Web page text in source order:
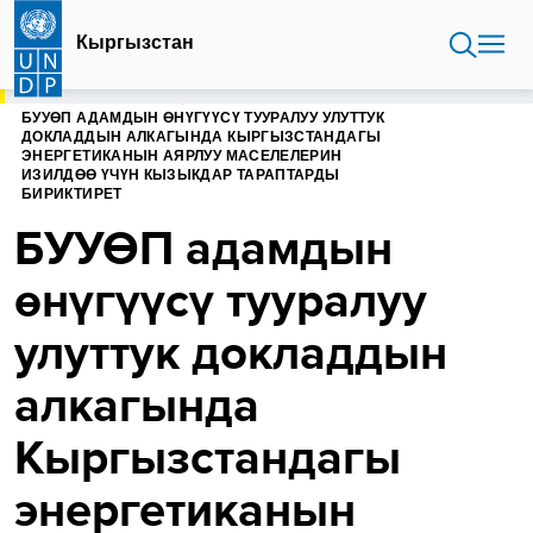
Skip
main
content
Кыргызстан
HOME
БУУӨП АДАМДЫН ӨНҮГҮҮСҮ ТУУРАЛУУ УЛУТТУК
ДОКЛАДДЫН АЛКАГЫНДА КЫРГЫЗСТАНДАГЫ
ЭНЕРГЕТИКАНЫН АЯРЛУУ МАСЕЛЕЛЕРИН
ИЗИЛДӨӨ ҮЧҮН КЫЗЫКДАР ТАРАПТАРДЫ
БИРИКТИРЕТ
БУУӨП адамдын
өнүгүүсү тууралуу
улуттук докладдын
алкагында
Кыргызстандагы
энергетиканын